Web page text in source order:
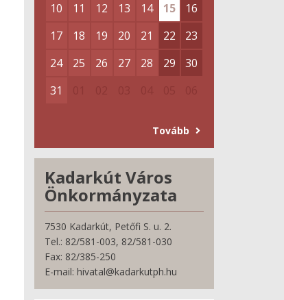
10
11 12 13 14 15
16
17
18 19 20 21 22
23
24
25 26 27 28 29
30
31
Tovább
Kadarkút Város
Önkormányzata
7530 Kadarkút, Petőfi S. u. 2.
Tel.: 82/581-003, 82/581-030
Fax: 82/385-250
E-mail: hivatal@kadarkutph.hu